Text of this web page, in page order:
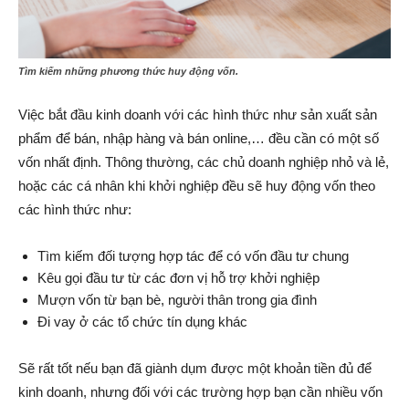
Tìm kiếm những phương thức huy động vốn.
Việc bắt đầu kinh doanh với các hình thức như sản xuất sản
phẩm để bán, nhập hàng và bán online,… đều cần có một số
vốn nhất định. Thông thường, các chủ doanh nghiệp nhỏ và lẻ,
hoặc các cá nhân khi khởi nghiệp đều sẽ huy động vốn theo
các hình thức như:
Tìm kiếm đối tượng hợp tác để có vốn đầu tư chung
Kêu gọi đầu tư từ các đơn vị hỗ trợ khởi nghiệp
Mượn vốn từ bạn bè, người thân trong gia đình
Đi vay ở các tổ chức tín dụng khác
Sẽ rất tốt nếu bạn đã giành dụm được một khoản tiền đủ để
kinh doanh, nhưng đối với các trường hợp bạn cần nhiều vốn